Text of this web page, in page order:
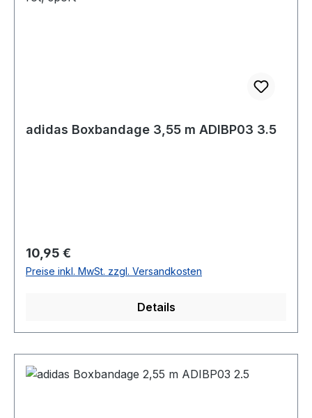
adidas Boxbandage 3,55 m ADIBP03 3.5
Regulärer Preis:
10,95 €
Preise inkl. MwSt. zzgl. Versandkosten
Details